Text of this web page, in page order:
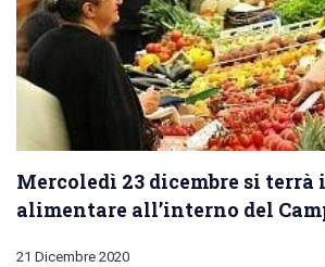
Mercoledì 23 dicembre si terrà
alimentare all’interno del
21 Dicembre 2020